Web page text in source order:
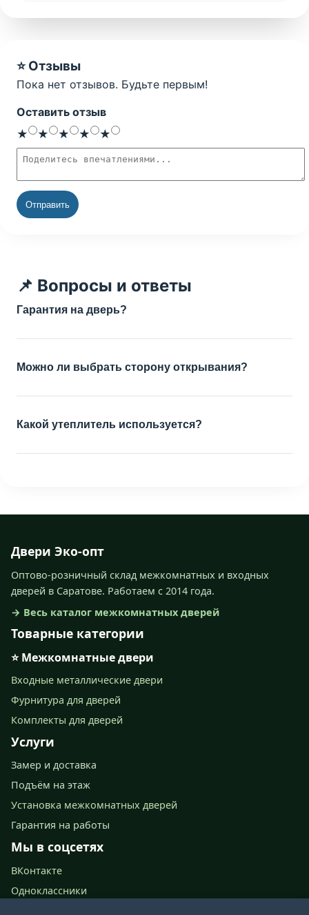
⭐ Отзывы
Пока нет отзывов. Будьте первым!
Оставить отзыв
Оценка
5 звёзд
★
4 звезды
★
3 звезды
★
2 звезды
★
1 звезда
★
Текст отзыва
Отправить
📌 Вопросы и ответы
Гарантия на дверь?
Можно ли выбрать сторону открывания?
Какой утеплитель используется?
Двери Эко-опт
Оптово-розничный склад межкомнатных и входных
дверей в Саратове. Работаем с 2014 года.
→ Весь каталог межкомнатных дверей
Товарные категории
⭐ Межкомнатные двери
Входные металлические двери
Фурнитура для дверей
Комплекты для дверей
Услуги
Замер и доставка
Подъём на этаж
Установка межкомнатных дверей
Гарантия на работы
Мы в соцсетях
ВКонтакте
Одноклассники